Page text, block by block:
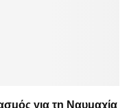
για τη Ναυμαχία